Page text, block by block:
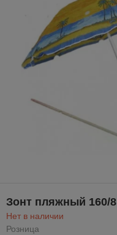
Зонт пляжный 160/8
Нет в наличии
Розница